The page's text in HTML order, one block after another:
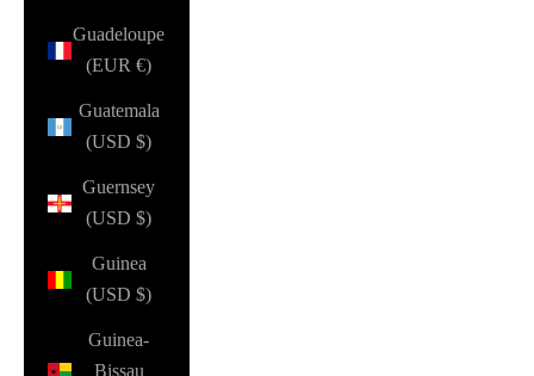
Guadeloupe
(EUR €)
Guatemala
(USD $)
Guernsey
(USD $)
Guinea
(USD $)
Guinea-
Bissau